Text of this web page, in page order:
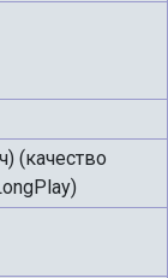
(качество